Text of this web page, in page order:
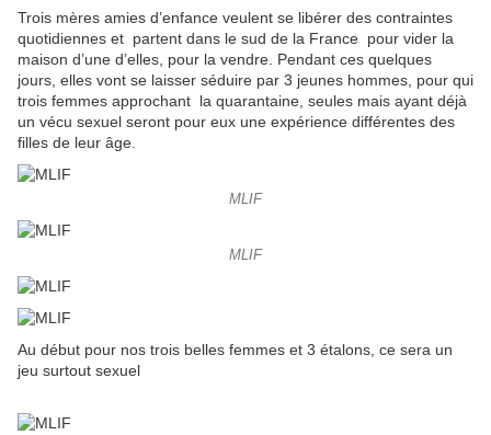
Trois mères amies d’enfance veulent se libérer des contraintes
quotidiennes et partent dans le sud de la France pour vider la
maison d’une d’elles, pour la vendre. Pendant ces quelques
jours, elles vont se laisser séduire par 3 jeunes hommes, pour qui
trois femmes approchant la quarantaine, seules mais ayant déjà
un vécu sexuel seront pour eux une expérience différentes des
filles de leur âge.
MLIF
MLIF
Au début pour nos trois belles femmes et 3 étalons, ce sera un
jeu surtout sexuel